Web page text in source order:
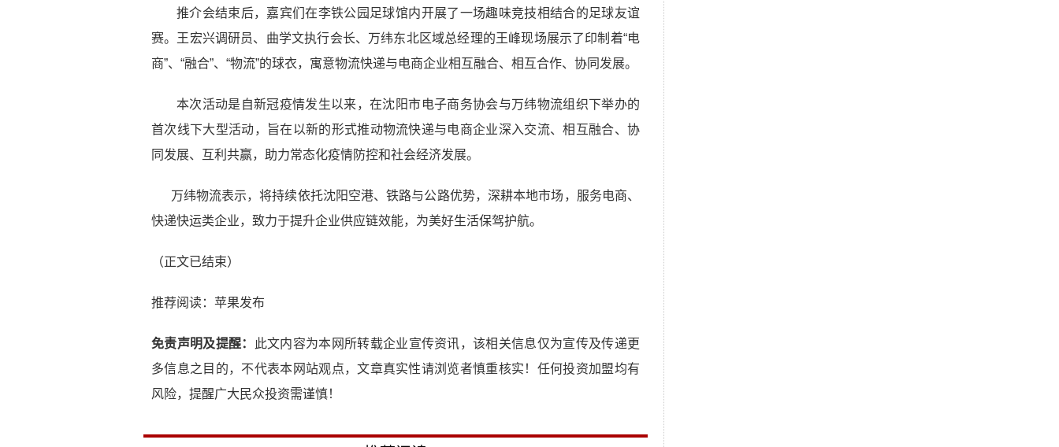
推介会结束后，嘉宾们在李铁公园足球馆内开展了一场趣味竞技相结合的足球友谊
赛。王宏兴调研员、曲学文执行会长、万纬东北区域总经理的王峰现场展示了印制着“电
商”、“融合”、“物流”的球衣，寓意物流快递与电商企业相互融合、相互合作、协同发展。
本次活动是自新冠疫情发生以来，在沈阳市电子商务协会与万纬物流组织下举办的
首次线下大型活动，旨在以新的形式推动物流快递与电商企业深入交流、相互融合、协
同发展、互利共赢，助力常态化疫情防控和社会经济发展。
万纬物流表示，将持续依托沈阳空港、铁路与公路优势，深耕本地市场，服务电商、
快递快运类企业，致力于提升企业供应链效能，为美好生活保驾护航。
（正文已结束）
推荐阅读： 苹果发布
免责声明及提醒：
此文内容为本网所转载企业宣传资讯，该相关信息仅为宣传及传递更
多信息之目的，不代表本网站观点，文章真实性请浏览者慎重核实！任何投资加盟均有
风险，提醒广大民众投资需谨慎！